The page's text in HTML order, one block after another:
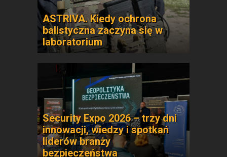
ASTRIVA. Kiedy ochrona
balistyczna zaczyna się w
laboratorium
Security Expo 2026 – trzy dni
innowacji, wiedzy i spotkań
liderów branży
bezpieczeństwa